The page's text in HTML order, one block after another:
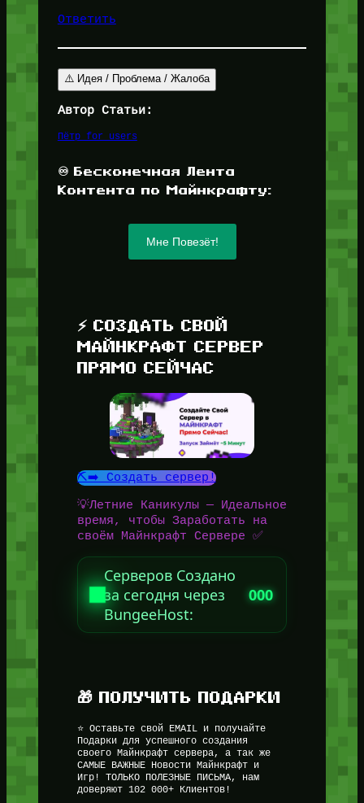
Ответить
⚠️ Идея / Проблема / Жалоба
Автор Статьи:
Пётр for_users
♾️ Бесконечная Лента
Контента по Майнкрафту:
Мне Повезёт!
⚡ СОЗДАТЬ СВОЙ
МАЙНКРАФТ СЕРВЕР
ПРЯМО СЕЙЧАС
⛏️➡️ Создать сервер!
💡Летние Каникулы — Идеальное
время, чтобы Заработать на
своём Майнкрафт Сервере ✅
Серверов Создано
за сегодня через
BungeeHost:
000
🎁 ПОЛУЧИТЬ ПОДАРКИ
⭐ Оставьте свой EMAIL и получайте
Подарки для успешного создания
своего Майнкрафт сервера, а так же
САМЫЕ ВАЖНЫЕ Новости Майнкрафт и
Игр! ТОЛЬКО ПОЛЕЗНЫЕ ПИСЬМА, нам
доверяют 102 000+ Клиентов!